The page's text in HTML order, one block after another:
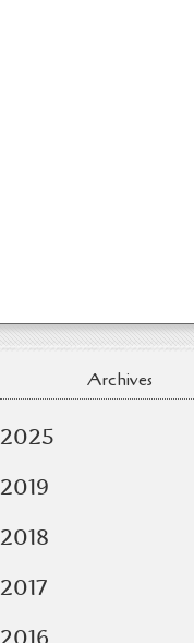
Archives
2025
2019
2018
2017
2016